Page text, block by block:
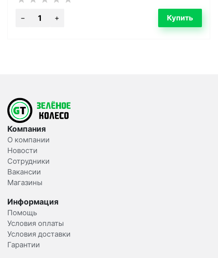
Компания
О компании
Новости
Сотрудники
Вакансии
Магазины
Информация
Помощь
Условия оплаты
Условия доставки
Гарантии